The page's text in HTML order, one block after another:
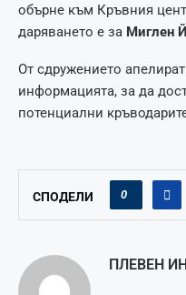
обърне към Кръвния
даряването е за Миглен
От сдружението
информацията, за да
потенциални
СПОДЕЛИ 0
ПЛЕВЕН